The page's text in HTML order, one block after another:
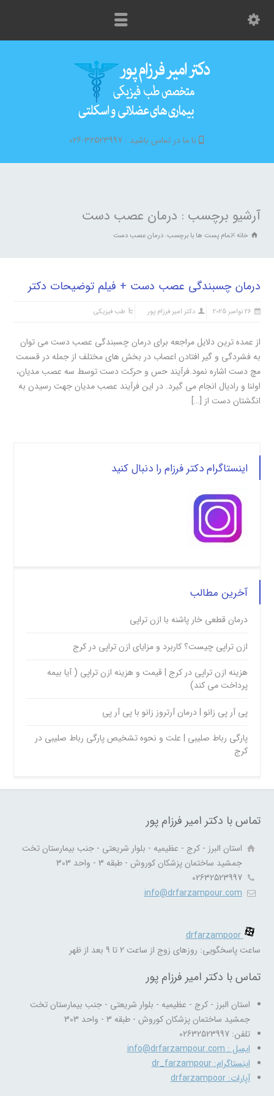
با ما در تماس باشید : 32523997-026
آرشیو برچسب : درمان عصب دست
خانه تمام پست ها با برچسب: درمان عصب دست
درمان چسبندگی عصب دست + فیلم توضیحات دکتر
26 نوامبر 2025 دکتر امیر فرزام پور طب فیزیکی
از عمده ترین دلایل مراجعه برای درمان چسبندگی عصب دست می توان
به فشردگی و گیر افتادن اعصاب در بخش های مختلف از جمله در قسمت
مچ دست اشاره نمود.فرآیند حس و حرکت دست توسط سه عصب مدیان،
اولنا و رادیال انجام می گیرد. در این فرآیند عصب مدیان جهت رسیدن به
انگشتان دست از […]
اینستاگرام دکتر فرزام را دنبال کنید
آخرین مطالب
درمان قطعی خار پاشنه با ازن تراپی
ازن تراپی چیست؟ کاربرد و مزایای ازن تراپی در کرج
هزینه ازن تراپی در کرج | قیمت و هزینه ازن تراپی ( آیا بیمه
پرداخت می کند)
پی آر پی زانو | درمان آرتروز زانو با پی آر پی
پارگی رباط صلیبی | علت و نحوه تشخیص پارگی رباط صلیبی در
کرج
تماس با دکتر امیر فرزام پور
استان البرز - کرج - عظیمیه - بلوار شریعتی - جنب بیمارستان تخت
جمشید ساختمان پزشکان کوروش - طبقه 3 - واحد 303
02632523997
info@drfarzampour.com
drfarzampoor
ساعت پاسخگویی: روزهای زوج از ساعت 2 تا 9 بعد از ظهر
تماس با دکتر امیر فرزام پور
استان البرز - کرج - عظیمیه - بلوار شریعتی - جنب بیمارستان تخت
جمشید ساختمان پزشکان کوروش - طبقه 3 - واحد 303
تلفن: 02632523997
ایمیل : info@drfarzampour.com
اینستاگرام: dr_farzampour
آپارات: drfarzampoor